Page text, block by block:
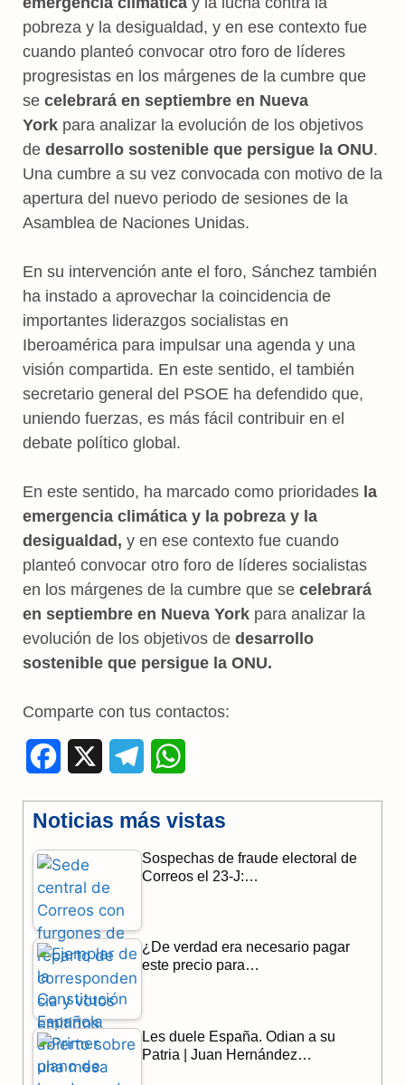
pobreza y la desigualdad, y en ese contexto fue
cuando planteó convocar otro foro de líderes
progresistas en los márgenes de la cumbre que
se celebrará en septiembre en Nueva
York para analizar la evolución de los objetivos
de desarrollo sostenible que persigue la ONU.
Una cumbre a su vez convocada con motivo de la
apertura del nuevo periodo de sesiones de la
Asamblea de Naciones Unidas.
En su intervención ante el foro, Sánchez también
ha instado a aprovechar la coincidencia de
importantes liderazgos socialistas en
Iberoamérica para impulsar una agenda y una
visión compartida. En este sentido, el también
secretario general del PSOE ha defendido que,
uniendo fuerzas, es más fácil contribuir en el
debate político global.
En este sentido, ha marcado como prioridades la
emergencia climática y la pobreza y la
desigualdad, y en ese contexto fue cuando
planteó convocar otro foro de líderes socialistas
en los márgenes de la cumbre que se celebrará
en septiembre en Nueva York para analizar la
evolución de los objetivos de desarrollo
sostenible que persigue la ONU.
Comparte con tus contactos:
c
e
b
o
o
k
l
e
a
a
t
p
Noticias más vistas
Sospechas de fraude electoral de
Correos el 23-J:…
¿De verdad era necesario pagar
este precio para…
Les duele España. Odian a su
Patria | Juan Hernández…